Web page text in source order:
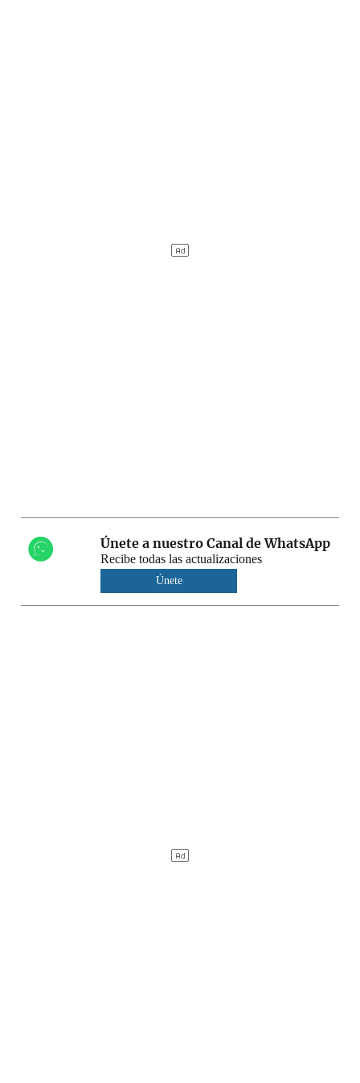
Únete a nuestro Canal de WhatsApp
Recibe todas las actualizaciones
Únete